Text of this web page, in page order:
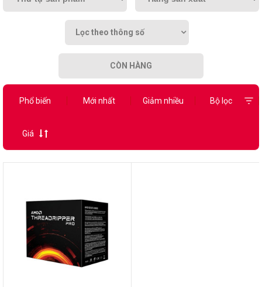
Lọc theo thông số
CÒN HÀNG
Phổ biến Mới nhất Giảm nhiều Bộ lọc
Giá